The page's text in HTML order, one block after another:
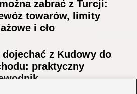
zabrać z Turcji:
towarów, limity
i cło
dojechać z Kudowy do
praktyczny